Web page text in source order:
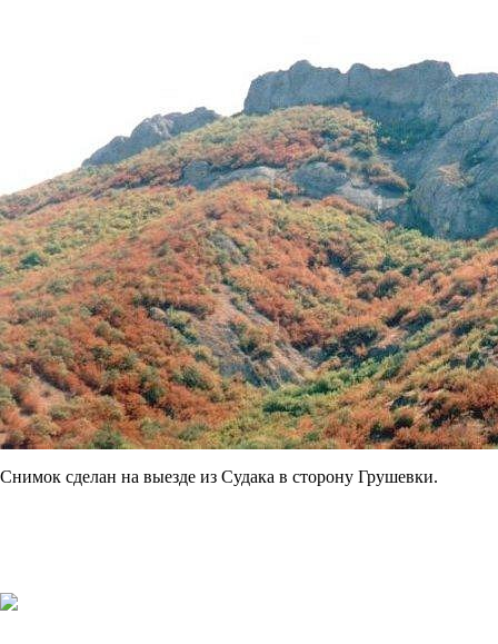
Снимок сделан на выезде из Судака в сторону Грушевки.